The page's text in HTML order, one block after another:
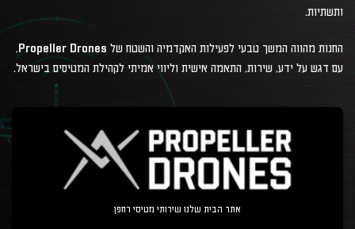
ותשתיות.
החנות מהווה המשך טבעי לפעילות האקדמיה והשטח של Propeller Drones,
עם דגש על ידע, שירות, התאמה אישית וליווי אמיתי לקהילת המטיסים בישראל.
אתר הבית שלנו שירותי מטיסי רחפן